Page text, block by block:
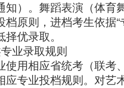
知）。舞蹈表演（体育
档原则，进档考生依据“
优录取。
业录取规则
用相应省统考（联考
应专业投档规则。对艺